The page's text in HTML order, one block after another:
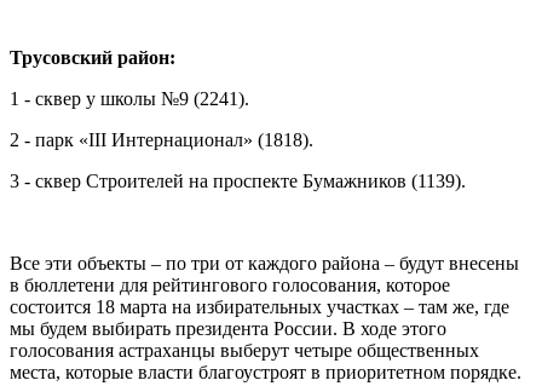
Трусовский район:
1 - сквер у школы №9 (2241).
2 - парк «III Интернационал» (1818).
3 - сквер Строителей на проспекте Бумажников (1139).
Все эти объекты – по три от каждого района – будут внесены
в бюллетени для рейтингового голосования, которое
состоится 18 марта на избирательных участках – там же, где
мы будем выбирать президента России. В ходе этого
голосования астраханцы выберут четыре общественных
места, которые власти благоустроят в приоритетном порядке.